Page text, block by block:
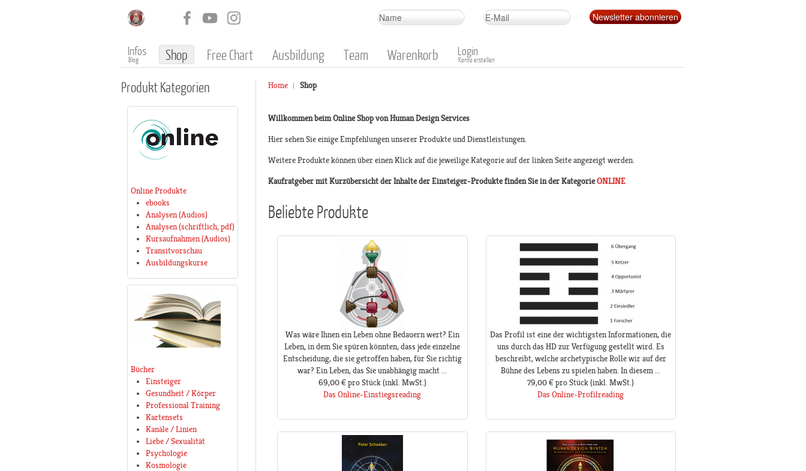
Infos
Blog Shop Free Chart Ausbildung Team Warenkorb Login
Konto erstellen
Home Shop
Willkommen beim Online Shop von Human Design Services
Hier sehen Sie einige Empfehlungen unserer Produkte und Dienstleistungen.
Weitere Produkte können über einen Klick auf die jeweilige Kategorie auf der linken Seite angezeigt werden.
Kaufratgeber mit Kurzübersicht der Inhalte der Einsteiger-Produkte finden Sie in der KategorieONLINE
Beliebte Produkte
Was wäre Ihnen ein Leben ohne Bedauern wert? Ein
Leben, in dem Sie spüren könnten, dass jede einzelne
Entscheidung, die sie getroffen haben, für Sie richtig
war? Ein Leben, das Sie unabhängig macht ...
69,00 €pro Stück(inkl. MwSt.)
Das Online-Einstiegsreading
Das Profil ist eine der wichtigsten Informationen, die
uns durch das HD zur Verfügung gestellt wird. Es
beschreibt, welche archetypische Rolle wir auf der
Bühne des Lebens zu spielen haben. In diesem ...
79,00 €pro Stück(inkl. MwSt.)
Das Online-Profilreading
ProduktKategorien
Online Produkte
ebooks
Analysen (Audios)
Analysen (schriftlich, pdf)
Kursaufnahmen (Audios)
Transitvorschau
Ausbildungskurse
Bücher
Einsteiger
Gesundheit / Körper
Professional Training
Kartensets
Kanäle / Linien
Liebe / Sexualität
Psychologie
Kosmologie